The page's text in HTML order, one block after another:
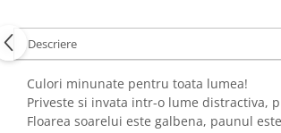
Descriere
Culori minunate pentru toata lumea!
Priveste si invata intr-o lume distractiva,
Floarea soarelui este galbena, paunul